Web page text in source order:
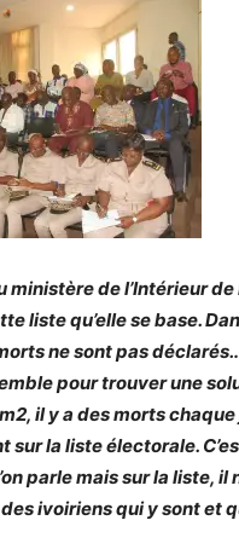
ministère de l’Intérieur
liste qu’elle se base.
ne sont pas
pour trouver une
il y a des morts
sur la liste électorale.
parle mais sur la liste, il
ivoiriens qui y sont et